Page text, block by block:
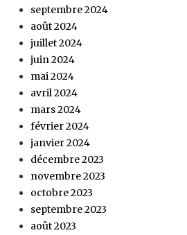
septembre 2024
août 2024
juillet 2024
juin 2024
mai 2024
avril 2024
mars 2024
février 2024
janvier 2024
décembre 2023
novembre 2023
octobre 2023
septembre 2023
août 2023